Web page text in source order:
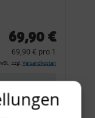
69,90 €
69,90 € pro 1
zzgl. Versandkosten